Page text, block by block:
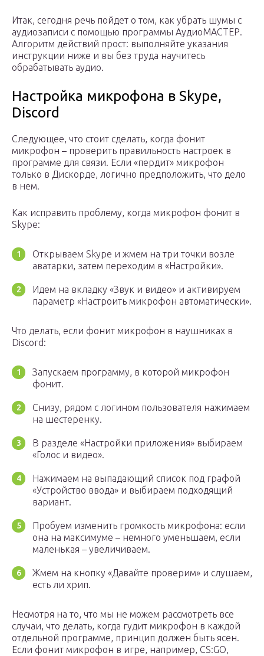
Итак, сегодня речь пойдет о том, как убрать шумы с
аудиозаписи с помощью программы АудиоМАСТЕР.
Алгоритм действий прост: выполняйте указания
инструкции ниже и вы без труда научитесь
обрабатывать аудио.
Настройка микрофона в Skype,
Discord
Следующее, что стоит сделать, когда фонит
микрофон – проверить правильность настроек в
программе для связи. Если «пердит» микрофон
только в Дискорде, логично предположить, что дело
в нем.
Как исправить проблему, когда микрофон фонит в
Skype:
Открываем Skype и жмем на три точки возле
аватарки, затем переходим в «Настройки».
Идем на вкладку «Звук и видео» и активируем
параметр «Настроить микрофон автоматически».
Что делать, если фонит микрофон в наушниках в
Discord:
Запускаем программу, в которой микрофон
фонит.
Снизу, рядом с логином пользователя нажимаем
на шестеренку.
В разделе «Настройки приложения» выбираем
«Голос и видео».
Нажимаем на выпадающий список под графой
«Устройство ввода» и выбираем подходящий
вариант.
Пробуем изменить громкость микрофона: если
она на максимуме – немного уменьшаем, если
маленькая – увеличиваем.
Жмем на кнопку «Давайте проверим» и слушаем,
есть ли хрип.
Несмотря на то, что мы не можем рассмотреть все
случаи, что делать, когда гудит микрофон в каждой
отдельной программе, принцип должен быть ясен.
Если фонит микрофон в игре, например, CS:GO,